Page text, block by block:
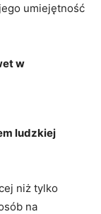
umiejętność
w
ludzkiej
niż ‍tylko
na